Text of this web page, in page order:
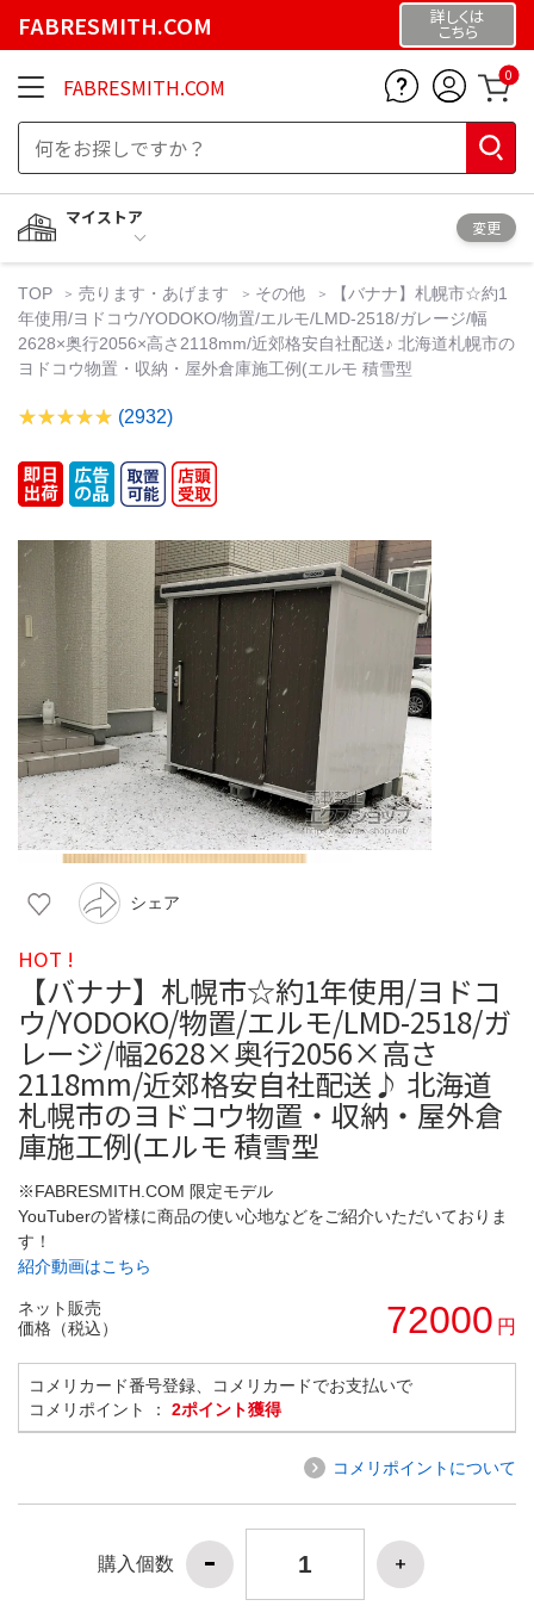
FABRESMITH.COM 詳しくは
こちら
FABRESMITH.COM 0
マイストア
変更
TOP 売ります・あげます その他
【バナナ】札幌市☆約1
年使用/ヨドコウ/YODOKO/物置/エルモ/LMD-2518/ガレージ/幅
2628×奥行2056×高さ2118mm/近郊格安自社配送♪ 北海道札幌市の
ヨドコウ物置・収納・屋外倉庫施工例(エルモ 積雪型
(2932)
シェア
HOT !
【バナナ】札幌市☆約1年使用/ヨドコ
ウ/YODOKO/物置/エルモ/LMD-2518/ガ
レージ/幅2628×奥行2056×高さ
2118mm/近郊格安自社配送♪ 北海道
札幌市のヨドコウ物置・収納・屋外倉
庫施工例(エルモ 積雪型
※FABRESMITH.COM 限定モデル
YouTuberの皆様に商品の使い心地などをご紹介いただいておりま
す！
紹介動画はこちら
ネット販売
価格（税込）
72000 円
コメリカード番号登録、コメリカードでお支払いで
コメリポイント ： 2ポイント獲得
コメリポイントについて
購入個数